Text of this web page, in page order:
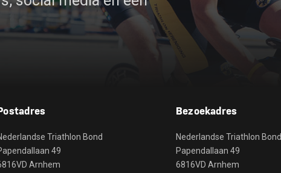
Triathlon Bond
49
Arnhem
Bezoekadres
Nederlandse Triathlon Bond
Papendallaan 49
6816VD Arnhem